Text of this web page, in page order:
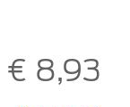
€ 8,93